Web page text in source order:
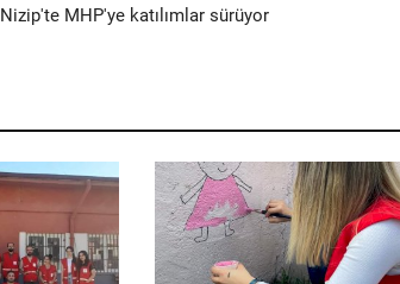
Nizip'te MHP'ye katılımlar sürüyor